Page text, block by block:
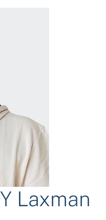
Laxman